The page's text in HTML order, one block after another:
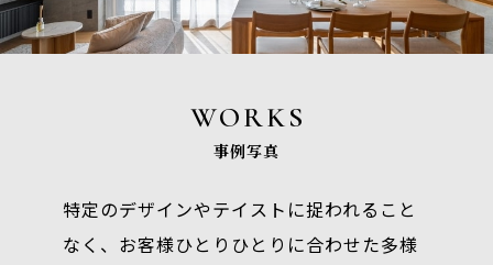
WORKS
事例写真
特定のデザインやテイストに捉われること
なく、お客様ひとりひとりに合わせた多様